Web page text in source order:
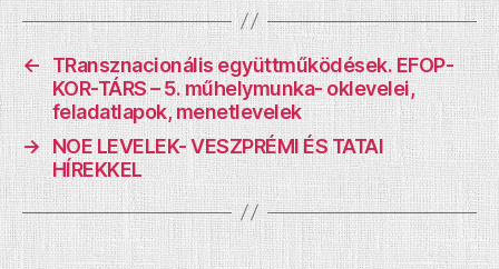
← TRansznacionális együttműködések. EFOP-
KOR-TÁRS – 5. műhelymunka- oklevelei,
feladatlapok, menetlevelek
→ NOE LEVELEK- VESZPRÉMI ÉS TATAI
HÍREKKEL